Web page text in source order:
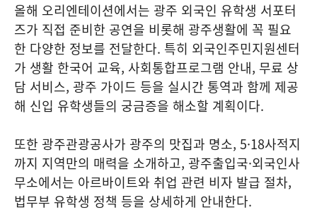
올해 오리엔테이션에서는 광주 외국인 유학생 서포터
즈가 직접 준비한 공연을 비롯해 광주생활에 꼭 필요
한 다양한 정보를 전달한다. 특히 외국인주민지원센터
가 생활 한국어 교육, 사회통합프로그램 안내, 무료 상
담 서비스, 광주 가이드 등을 실시간 통역과 함께 제공
해 신입 유학생들의 궁금증을 해소할 계획이다.
또한 광주관광공사가 광주의 맛집과 명소, 5·18사적지
까지 지역만의 매력을 소개하고, 광주출입국·외국인사
무소에서는 아르바이트와 취업 관련 비자 발급 절차,
법무부 유학생 정책 등을 상세하게 안내한다.